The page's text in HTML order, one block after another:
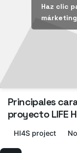
Haz clic
Principales
proyecto LIFE
HI4S project